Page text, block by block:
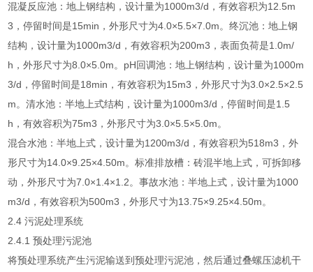
混凝反应池：地上钢结构，设计量为1000m3/d，有效容积为12.5m
3，停留时间是15min，外形尺寸为4.0×5.5×7.0m。终沉池：地上钢
结构，设计量为1000m3/d，有效容积为200m3，表面负荷是1.0m/
h，外形尺寸为8.0×5.0m。pH回调池：地上钢结构，设计量为1000m
3/d，停留时间是18min，有效容积为15m3，外形尺寸为3.0×2.5×2.5
m。清水池：半地上式结构，设计量为1000m3/d，停留时间是1.5
h，有效容积为75m3，外形尺寸为3.0×5.5×5.0m。
混合水池：半地上式，设计量为1200m3/d，有效容积为518m3，外
形尺寸为14.0×9.25×4.50m。标准排放槽：砖混半地上式，可拆卸移
动，外形尺寸为7.0×1.4×1.2。事故水池：半地上式，设计量为1000
m3/d，有效容积为500m3，外形尺寸为13.75×9.25×4.50m。
2.4 污泥处理系统
2.4.1 预处理污泥池
将预处理系统产生污泥输送到预处理污泥池，然后通过叠螺压滤机干